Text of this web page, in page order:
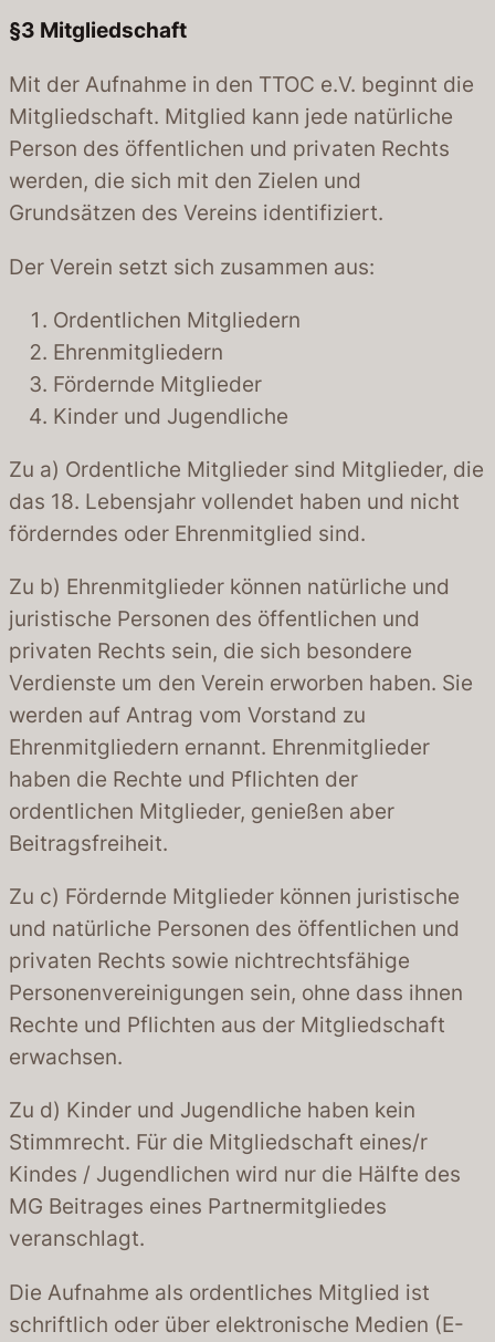
§3 Mitgliedschaft
Mit der Aufnahme in den TTOC e.V. beginnt die
Mitgliedschaft. Mitglied kann jede natürliche
Person des öffentlichen und privaten Rechts
werden, die sich mit den Zielen und
Grundsätzen des Vereins identifiziert.
Der Verein setzt sich zusammen aus:
Ordentlichen Mitgliedern
Ehrenmitgliedern
Fördernde Mitglieder
Kinder und Jugendliche
Zu a) Ordentliche Mitglieder sind Mitglieder, die
das 18. Lebensjahr vollendet haben und nicht
förderndes oder Ehrenmitglied sind.
Zu b) Ehrenmitglieder können natürliche und
juristische Personen des öffentlichen und
privaten Rechts sein, die sich besondere
Verdienste um den Verein erworben haben. Sie
werden auf Antrag vom Vorstand zu
Ehrenmitgliedern ernannt. Ehrenmitglieder
haben die Rechte und Pflichten der
ordentlichen Mitglieder, genießen aber
Beitragsfreiheit.
Zu c) Fördernde Mitglieder können juristische
und natürliche Personen des öffentlichen und
privaten Rechts sowie nichtrechtsfähige
Personenvereinigungen sein, ohne dass ihnen
Rechte und Pflichten aus der Mitgliedschaft
erwachsen.
Zu d) Kinder und Jugendliche haben kein
Stimmrecht. Für die Mitgliedschaft eines/r
Kindes / Jugendlichen wird nur die Hälfte des
MG Beitrages eines Partnermitgliedes
veranschlagt.
Die Aufnahme als ordentliches Mitglied ist
schriftlich oder über elektronische Medien (E-